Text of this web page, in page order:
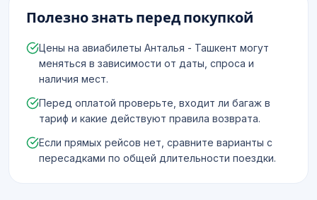
Полезно знать перед покупкой
Цены на авиабилеты Анталья - Ташкент могут
меняться в зависимости от даты, спроса и
наличия мест.
Перед оплатой проверьте, входит ли багаж в
тариф и какие действуют правила возврата.
Если прямых рейсов нет, сравните варианты с
пересадками по общей длительности поездки.